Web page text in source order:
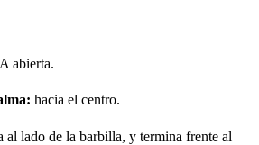
A abierta.
hacia el centro.
al lado de la barbilla, y termina frente al